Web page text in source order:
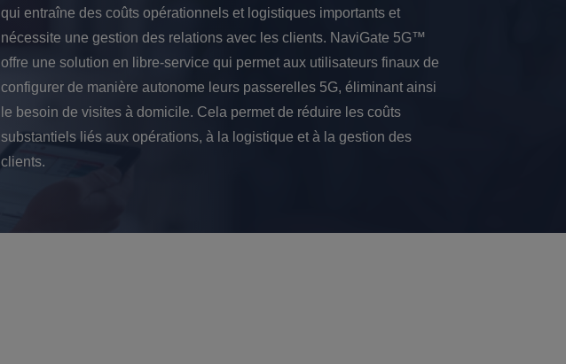
qui entraîne des coûts opérationnels et logistiques importants et
nécessite une gestion des relations avec les clients. NaviGate 5G™
offre une solution en libre-service qui permet aux utilisateurs finaux de
configurer de manière autonome leurs passerelles 5G, éliminant ainsi
le besoin de visites à domicile. Cela permet de réduire les coûts
substantiels liés aux opérations, à la logistique et à la gestion des
clients.